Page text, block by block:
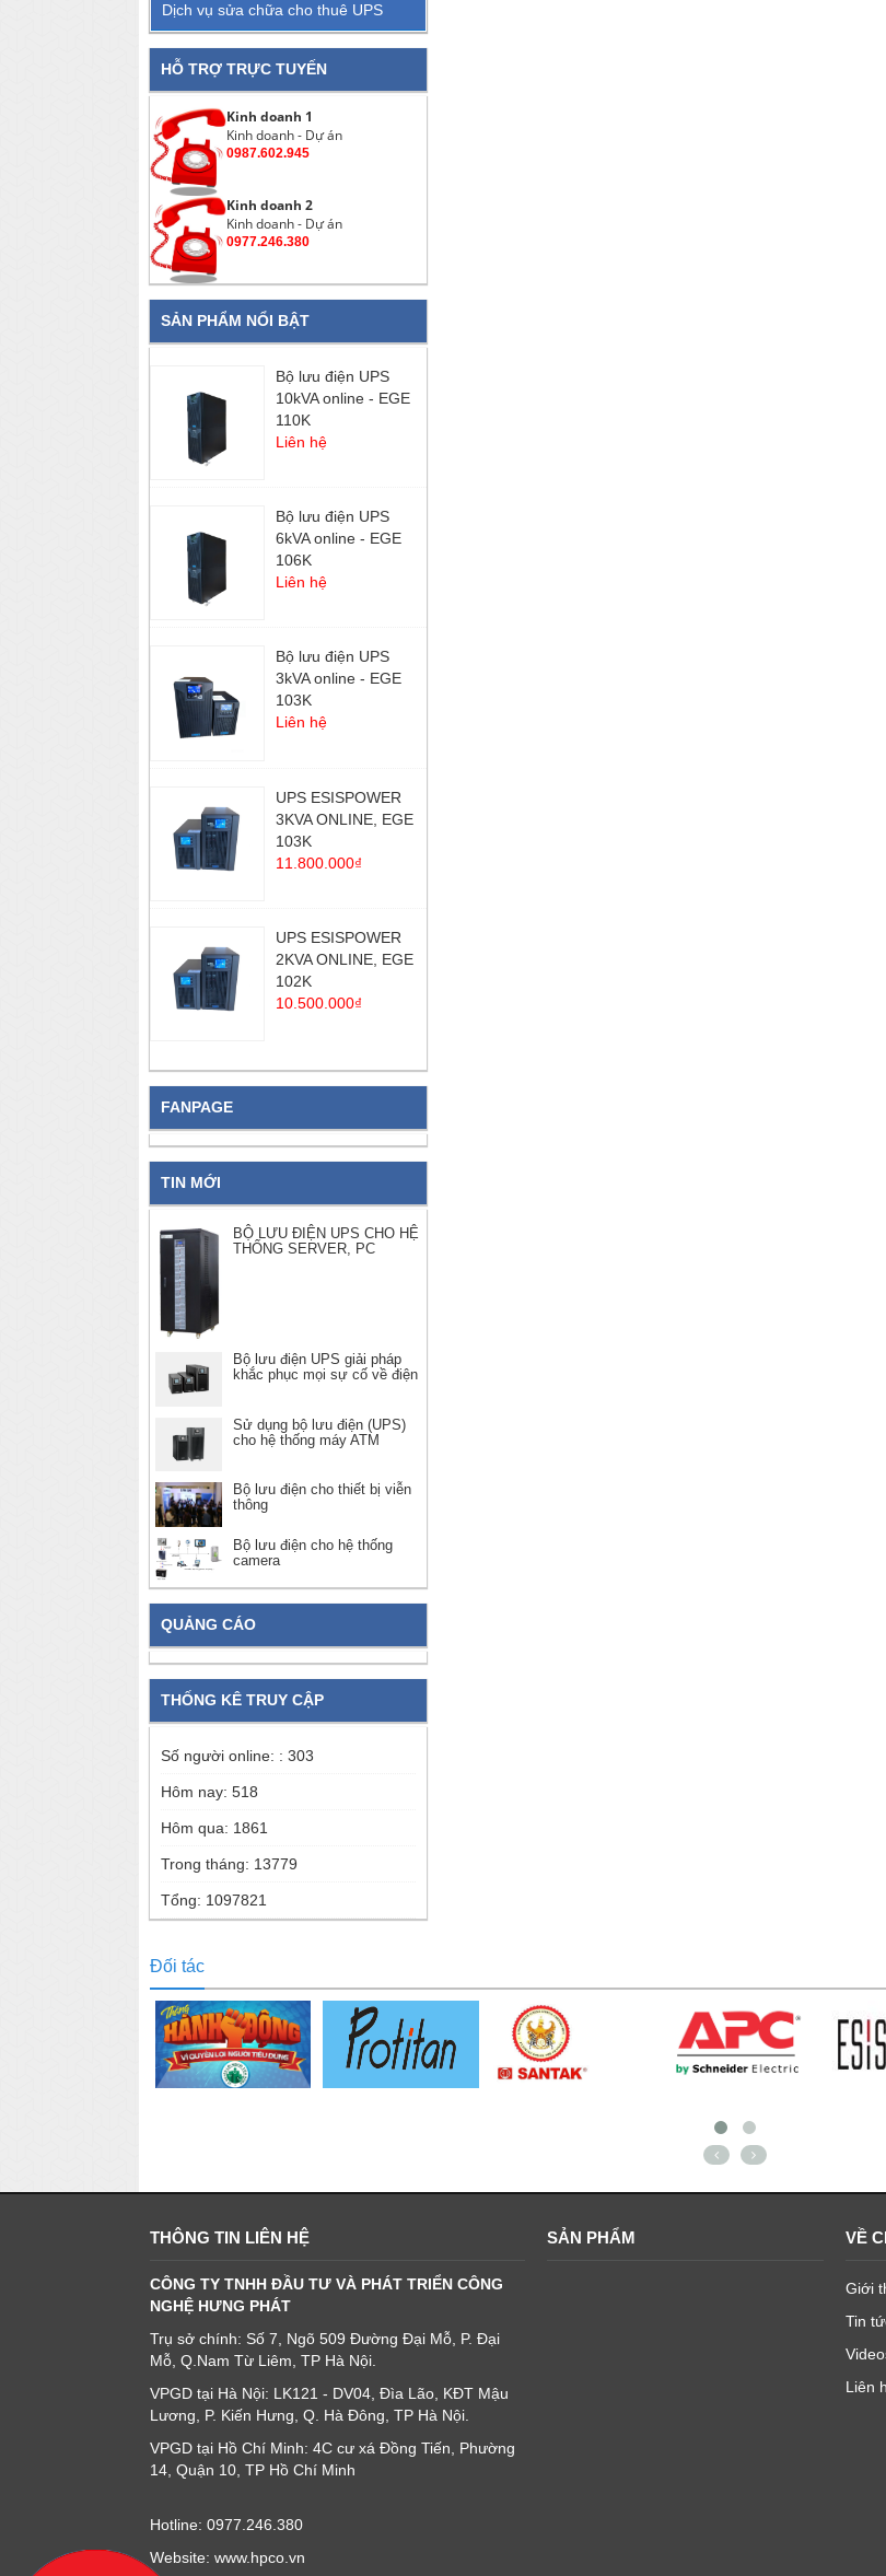
Dịch vụ sửa chữa cho thuê UPS
HỖ TRỢ TRỰC TUYẾN
Kinh doanh 1
Kinh doanh - Dự án
0987.602.945
Kinh doanh 2
Kinh doanh - Dự án
0977.246.380
SẢN PHẨM NỔI BẬT
Bộ lưu điện UPS
10kVA online - EGE
110K
Liên hệ
Bộ lưu điện UPS
6kVA online - EGE
106K
Liên hệ
Bộ lưu điện UPS
3kVA online - EGE
103K
Liên hệ
UPS ESISPOWER
3KVA ONLINE, EGE
103K
11.800.000₫
UPS ESISPOWER
2KVA ONLINE, EGE
102K
10.500.000₫
FANPAGE
TIN MỚI
BỘ LƯU ĐIỆN UPS CHO HỆ
THỐNG SERVER, PC
Bộ lưu điện UPS giải pháp
khắc phục mọi sự cố về điện
Sử dụng bộ lưu điện (UPS)
cho hệ thống máy ATM
Bộ lưu điện cho thiết bị viễn
thông
Bộ lưu điện cho hệ thống
camera
QUẢNG CÁO
THỐNG KÊ TRUY CẬP
Số người online: : 303
Hôm nay: 518
Hôm qua: 1861
Trong tháng: 13779
Tổng: 1097821
Đối tác
THÔNG TIN LIÊN HỆ
CÔNG TY TNHH ĐẦU TƯ VÀ PHÁT TRIỂN CÔNG
NGHỆ HƯNG PHÁT
Trụ sở chính: Số 7, Ngõ 509 Đường Đại Mỗ, P. Đại
Mỗ, Q.Nam Từ Liêm, TP Hà Nội.
VPGD tại Hà Nội: LK121 - DV04, Đìa Lão, KĐT Mậu
Lương, P. Kiến Hưng, Q. Hà Đông, TP Hà Nội.
VPGD tại Hồ Chí Minh: 4C cư xá Đồng Tiến, Phường
14, Quận 10, TP Hồ Chí Minh
Hotline: 0977.246.380
Website: www.hpco.vn
SẢN PHẨM VỀ
Giới
Tin
Liên